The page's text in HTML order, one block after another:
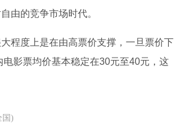
由的竞争市场时代。
程度上是在由高票价支撑，一旦票价下
影票均价基本稳定在30元至40元，这
国)